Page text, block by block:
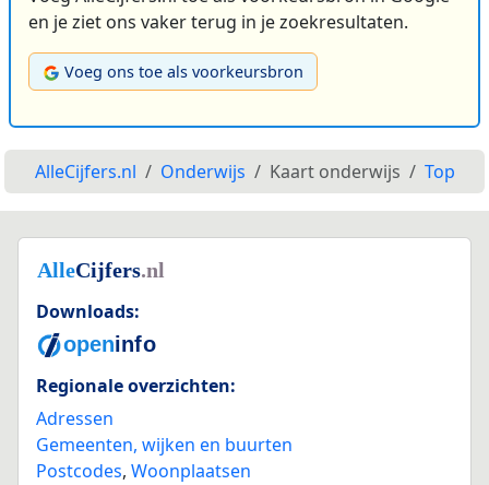
en je ziet ons vaker terug in je zoekresultaten.
Voeg ons toe als voorkeursbron
AlleCijfers.nl Onderwijs Kaart onderwijs Top
Downloads:
Regionale overzichten:
Adressen
Gemeenten, wijken en buurten
Postcodes, Woonplaatsen